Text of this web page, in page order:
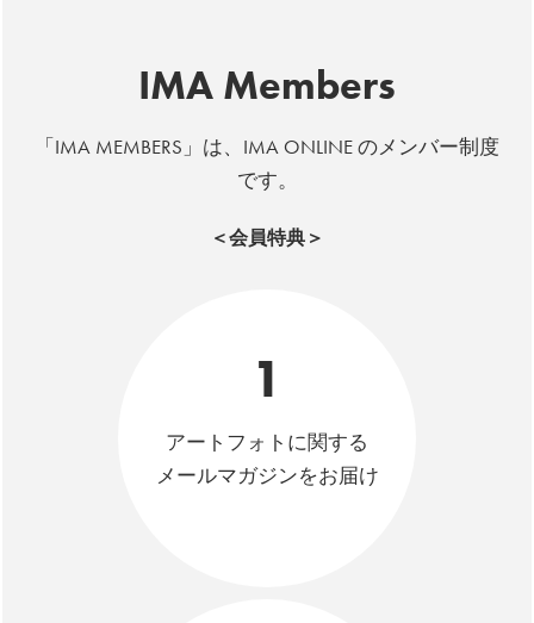
IMA Members
「IMA MEMBERS」は、IMA ONLINE のメンバー制度
です。
＜会員特典＞
1
アートフォトに関する
メールマガジンをお届け